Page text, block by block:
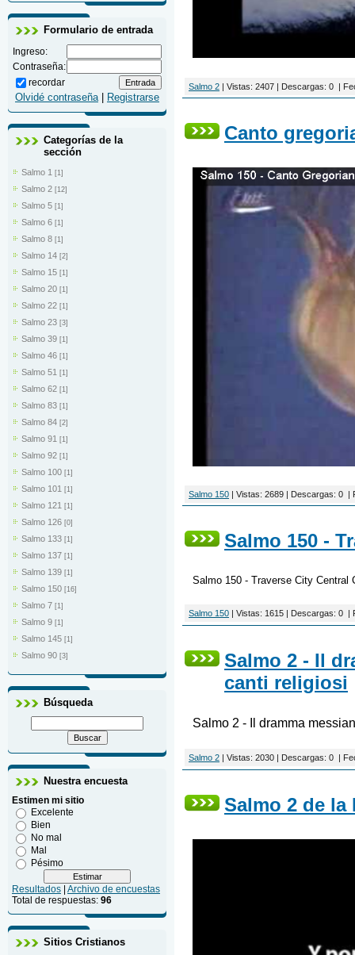
Formulario de entrada
Ingreso:
Contraseña:
recordar
Olvidé contraseña| Registrarse
Categorías de la
sección
Salmo 1 [1]
Salmo 2 [12]
Salmo 5 [1]
Salmo 6 [1]
Salmo 8 [1]
Salmo 14 [2]
Salmo 15 [1]
Salmo 20 [1]
Salmo 22 [1]
Salmo 23 [3]
Salmo 39 [1]
Salmo 46 [1]
Salmo 51 [1]
Salmo 62 [1]
Salmo 83 [1]
Salmo 84 [2]
Salmo 91 [1]
Salmo 92 [1]
Salmo 100 [1]
Salmo 101 [1]
Salmo 121 [1]
Salmo 126 [0]
Salmo 133 [1]
Salmo 137 [1]
Salmo 139 [1]
Salmo 150 [16]
Salmo 7 [1]
Salmo 9 [1]
Salmo 145 [1]
Salmo 90 [3]
Búsqueda
Nuestra encuesta
Estimen mi sitio
Excelente
Bien
No mal
Mal
Pésimo
Resultados Archivo de encuestas
Total de respuestas: 96
Sitios Cristianos
Salmo 2 | Vistas: 2407 | Descargas: 0 |
Canto
Salmo 150 | Vistas: 2689 | Descargas: 0 |
Salmo 150 -
Salmo 150 - Traverse City Central
Salmo 150 Vistas: 1615 Descargas: 0
Salmo 2 - Il
canti religiosi
Salmo 2 - Il dramma
Salmo 2 Vistas: 2030 Descargas: 0
Salmo 2 de